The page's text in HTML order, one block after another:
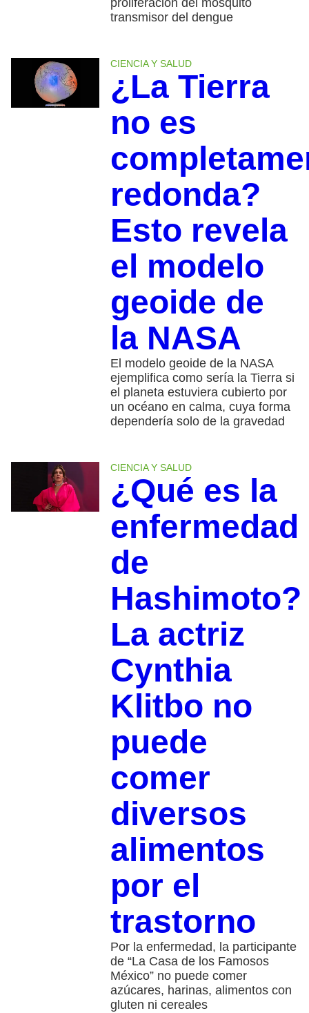
proliferación del mosquito
transmisor del dengue
CIENCIA Y SALUD
¿La Tierra
no es
redonda?
Esto revela
el modelo
geoide de
la NASA
El modelo geoide de la NASA
ejemplifica como sería la Tierra si
el planeta estuviera cubierto por
un océano en calma, cuya forma
dependería solo de la gravedad
CIENCIA Y SALUD
¿Qué es la
enfermedad
de
Hashimoto?
La actriz
Cynthia
Klitbo no
puede
comer
diversos
alimentos
por el
trastorno
Por la enfermedad, la participante
de “La Casa de los Famosos
México” no puede comer
azúcares, harinas, alimentos con
gluten ni cereales